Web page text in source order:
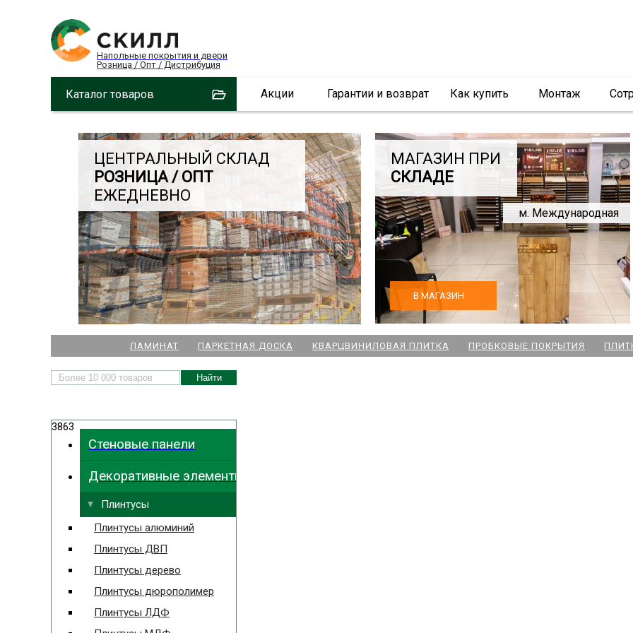
Напольные покрытия и двери
Розница / Опт / Дистрибуция
Каталог товаров Акции Гарантии и возврат Как купить Монтаж
ЦЕНТРАЛЬНЫЙ СКЛАД
РОЗНИЦА / ОПТ
ЕЖЕДНЕВНО
МАГАЗИН ПРИ
СКЛАДЕ
м. Международная
В МАГАЗИН
НАШИ МАГАЗИНЫ
Выбрать
ближайший
ЛАМИНАТ ПАРКЕТНАЯ ДОСКА КВАРЦВИНИЛОВАЯ ПЛИТКА ПРОБКОВЫЕ ПОКРЫТИЯ
3863
Стеновые панели
Декоративные элементы
Плинтусы
Плинтусы алюминий
Плинтусы ДВП
Плинтусы дерево
Плинтусы дюрополимер
Плинтусы ЛДФ